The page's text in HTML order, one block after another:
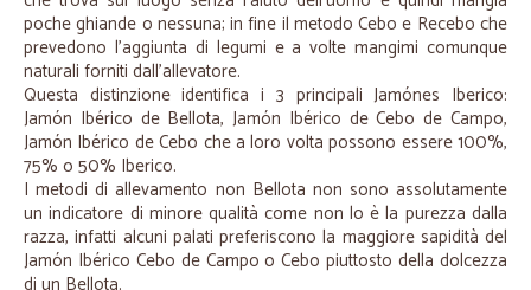
poche ghiande o nessuna; in fine il metodo Cebo e Recebo che
prevedono l'aggiunta di legumi e a volte mangimi comunque
naturali forniti dall'allevatore.
Questa distinzione identifica i 3 principali Jamónes Iberico:
Jamón Ibérico de Bellota, Jamón Ibérico de Cebo de Campo,
Jamón Ibérico de Cebo che a loro volta possono essere 100%,
75% o 50% Iberico.
I metodi di allevamento non Bellota non sono assolutamente
un indicatore di minore qualità come non lo è la purezza dalla
razza, infatti alcuni palati preferiscono la maggiore sapidità del
Jamón Ibérico Cebo de Campo o Cebo piuttosto della dolcezza